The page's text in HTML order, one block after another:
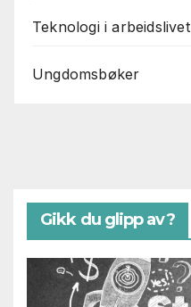
Teknologi i arbeidslivet
Ungdomsbøker
Gikk du glipp av?